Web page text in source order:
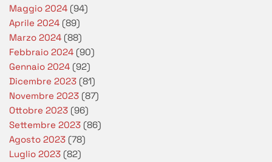
Maggio 2024 (94)
Aprile 2024 (89)
Marzo 2024 (88)
Febbraio 2024 (90)
Gennaio 2024 (92)
Dicembre 2023 (81)
Novembre 2023 (87)
Ottobre 2023 (96)
Settembre 2023 (86)
Agosto 2023 (78)
Luglio 2023 (82)